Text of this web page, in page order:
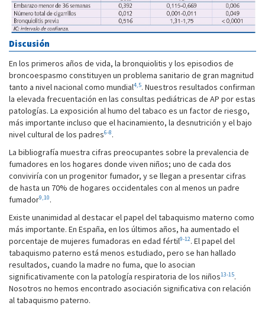
Discusión
En los primeros años de vida, la bronquiolitis y los episodios de
broncoespasmo constituyen un problema sanitario de gran magnitud
tanto a nivel nacional como mundial4,5. Nuestros resultados confirman
la elevada frecuentación en las consultas pediátricas de AP por estas
patologías. La exposición al humo del tabaco es un factor de riesgo,
más importante incluso que el hacinamiento, la desnutrición y el bajo
nivel cultural de los padres6-8.
La bibliografía muestra cifras preocupantes sobre la prevalencia de
fumadores en los hogares donde viven niños; uno de cada dos
conviviría con un progenitor fumador, y se llegan a presentar cifras
de hasta un 70% de hogares occidentales con al menos un padre
fumador9,10.
Existe unanimidad al destacar el papel del tabaquismo materno como
más importante. En España, en los últimos años, ha aumentado el
porcentaje de mujeres fumadoras en edad fértil9-12. El papel del
tabaquismo paterno está menos estudiado, pero se han hallado
resultados, cuando la madre no fuma, que lo asocian
significativamente con la patología respiratoria de los niños13-15.
Nosotros no hemos encontrado asociación significativa con relación
al tabaquismo paterno.